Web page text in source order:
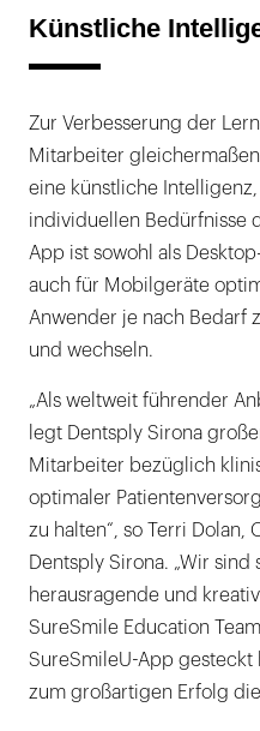
Künstliche
Zur Verbesserung der
Mitarbeiter
eine künstliche
individuellen Bedürfnisse
App ist sowohl als
auch für Mobilgeräte
Anwender je nach Bedarf
und wechseln.
„Als weltweit führender
legt Dentsply Sirona
Mitarbeiter bezüglich
optimaler
zu halten“, so Terri
Dentsply Sirona. „Wir
herausragende und
SureSmile Education
SureSmileU-App gesteckt
zum großartigen Erfolg